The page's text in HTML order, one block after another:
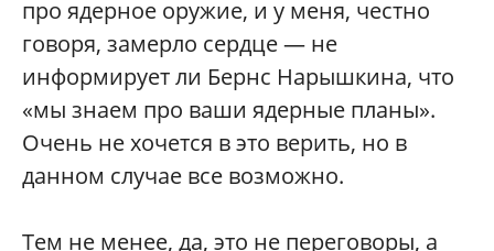
про ядерное оружие, и у меня, честно
говоря, замерло сердце — не
информирует ли Бернс Нарышкина, что
«мы знаем про ваши ядерные планы».
Очень не хочется в это верить, но в
данном случае все возможно.
Тем не менее, да, это не переговоры, а